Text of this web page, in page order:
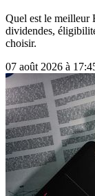
Quel est le meilleur
dividendes,
choisir.
07 août 2026 à